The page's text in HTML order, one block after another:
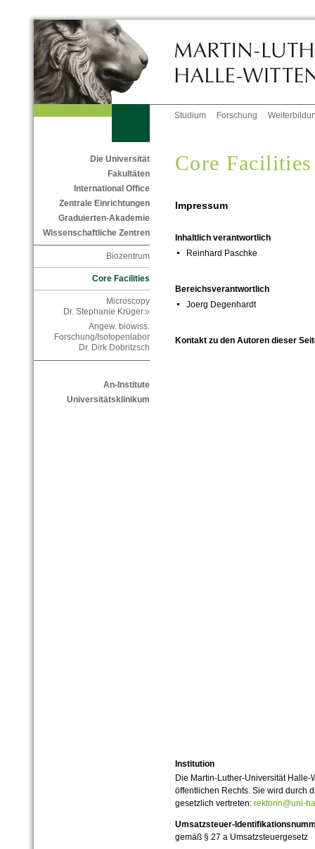
Studium Forschung
Die Universität
Fakultäten
International Office
Zentrale Einrichtungen
Graduierten-Akademie
Wissenschaftliche Zentren
Biozentrum
Core Facilities
Microscopy
Dr. Stephanie Krüger
Angew. biowiss.
Forschung/Isotopenlabor
Dr. Dirk Dobritzsch
An-Institute
Universitätsklinikum
Core Facilities
Impressum
Inhaltlich verantwortlich
Reinhard Paschke
Bereichsverantwortlich
Joerg Degenhardt
Kontakt zu den Autoren dieser
Institution
Die Martin-Luther-Universität
öffentlichen Rechts. Sie wird durch
gesetzlich vertreten: rektorin@uni-
Umsatzsteuer-
gemäß § 27 a Umsatzsteuergesetz